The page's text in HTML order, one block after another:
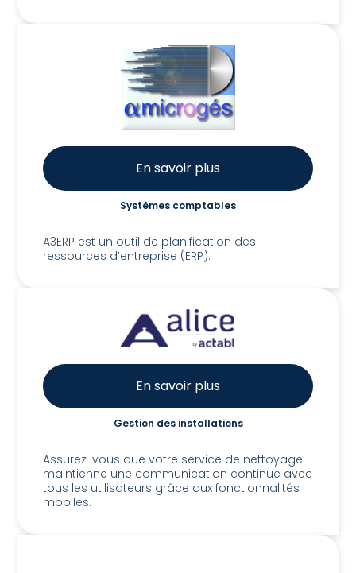
En savoir plus
Systèmes comptables
A3ERP est un outil de planification des
ressources d’entreprise (ERP).
En savoir plus
Gestion des installations
Assurez-vous que votre service de nettoyage
maintienne une communication continue avec
tous les utilisateurs grâce aux fonctionnalités
mobiles.